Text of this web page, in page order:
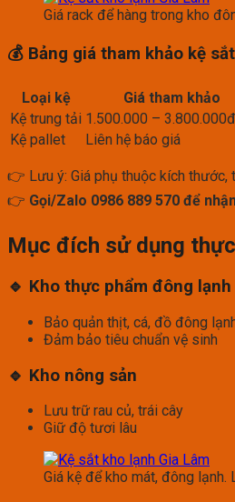
Giá rack để hàng trong kho
💰 Bảng giá tham khảo kệ
Loại kệ
Giá tham khảo
Kệ trung tải 1.500.000 –
Kệ pallet
Liên hệ báo giá
👉 Lưu ý: Giá phụ thuộc kích thước,
👉 Gọi/Zalo 0986 889 570 để
Mục đích sử dụng
🔹 Kho thực phẩm đông lạnh
Bảo quản thịt, cá, đồ đông
Đảm bảo tiêu chuẩn vệ sinh
🔹 Kho nông sản
Lưu trữ rau củ, trái cây
Giữ độ tươi lâu
Giá kệ để kho mát, đông